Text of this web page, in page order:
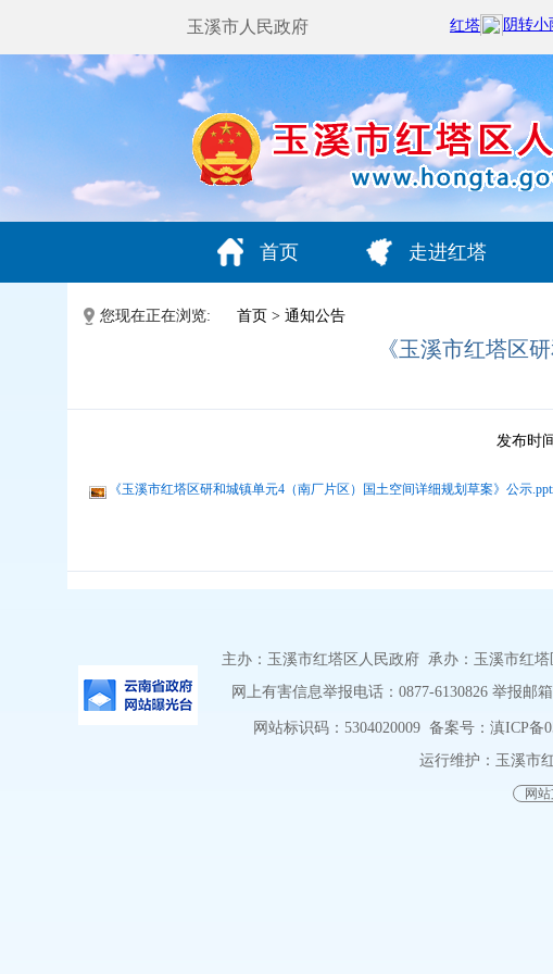
玉溪市人民政府
首页 走进红塔
您现在正在浏览: 首页 > 通知公告
《玉溪市红塔区
发布时
《玉溪市红塔区研和城镇单元4（南厂片区）国土空间详细规划草案》公示
主办：玉溪市红塔区人民政府 承办：玉溪市红
网上有害信息举报电话：0877-6130826 举报邮箱
网站标识码：5304020009 备案号：滇ICP备
运行维护：玉溪市
网